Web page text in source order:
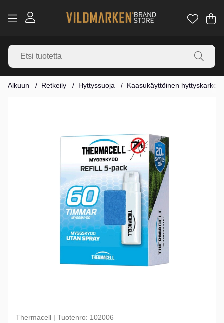
.
Alkuun Retkeily Hyttyssuoja Kaasukäyttöinen
Thermacell | Tuotenro: 102006